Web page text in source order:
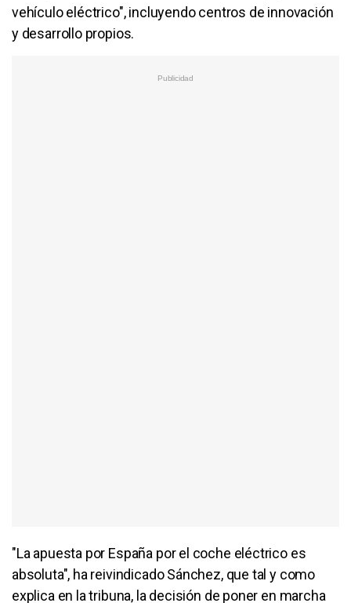
vehículo eléctrico", incluyendo centros de innovación
y desarrollo propios.
"La apuesta por España por el coche eléctrico es
absoluta", ha reivindicado Sánchez, que tal y como
explica en la tribuna, la decisión de poner en marcha